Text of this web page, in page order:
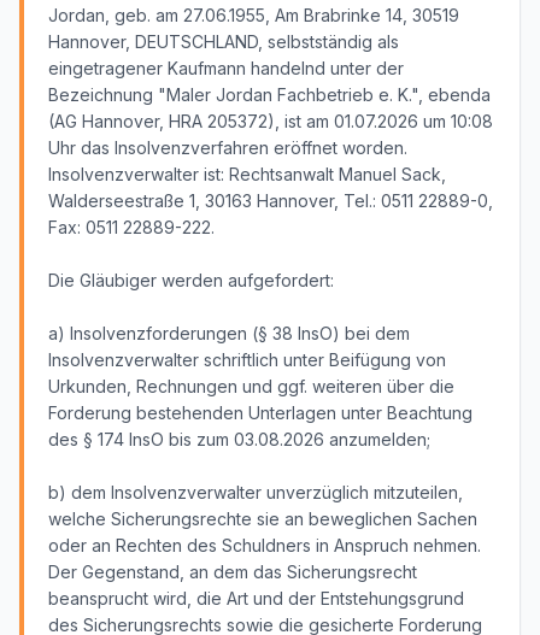
Jordan, geb. am 27.06.1955, Am Brabrinke 14, 30519
Hannover, DEUTSCHLAND, selbstständig als
eingetragener Kaufmann handelnd unter der
Bezeichnung "Maler Jordan Fachbetrieb e. K.", ebenda
(AG Hannover, HRA 205372), ist am 01.07.2026 um 10:08
Uhr das Insolvenzverfahren eröffnet worden.
Insolvenzverwalter ist: Rechtsanwalt Manuel Sack,
Walderseestraße 1, 30163 Hannover, Tel.: 0511 22889-0,
Fax: 0511 22889-222.
Die Gläubiger werden aufgefordert:
a) Insolvenzforderungen (§ 38 InsO) bei dem
Insolvenzverwalter schriftlich unter Beifügung von
Urkunden, Rechnungen und ggf. weiteren über die
Forderung bestehenden Unterlagen unter Beachtung
des § 174 InsO bis zum 03.08.2026 anzumelden;
b) dem Insolvenzverwalter unverzüglich mitzuteilen,
welche Sicherungsrechte sie an beweglichen Sachen
oder an Rechten des Schuldners in Anspruch nehmen.
Der Gegenstand, an dem das Sicherungsrecht
beansprucht wird, die Art und der Entstehungsgrund
des Sicherungsrechts sowie die gesicherte Forderung